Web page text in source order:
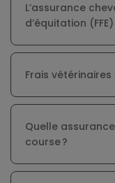
L’assurance
d’équitation (FFE)
Frais
Quelle
course ?